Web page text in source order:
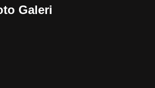
Galeri